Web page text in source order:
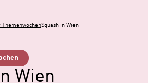
ThemenwochenSquash in Wien
Wien